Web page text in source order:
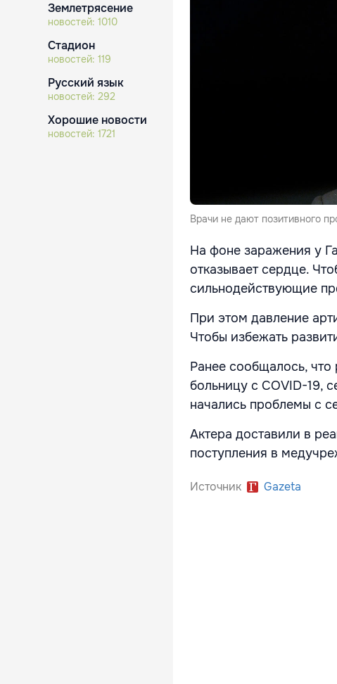
Землетрясение
новостей: 1010
Стадион
новостей: 119
Русский язык
новостей: 292
Хорошие новости
новостей: 1721
Врачи не дают позитивного
На фоне заражения у
отказывает сердце.
сильнодействующие
При этом давление
Чтобы избежать
Ранее сообщалось, что
больницу с COVID-19,
начались проблемы с
Актера доставили в
поступления в
Источник Gazeta